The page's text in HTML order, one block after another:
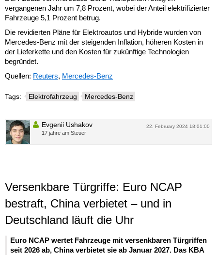
vergangenen Jahr um 7,8 Prozent, wobei der Anteil elektrifizierter
Fahrzeuge 5,1 Prozent betrug.
Die revidierten Pläne für Elektroautos und Hybride wurden von
Mercedes-Benz mit der steigenden Inflation, höheren Kosten in
der Lieferkette und den Kosten für zukünftige Technologien
begründet.
Quellen: Reuters, Mercedes-Benz
Tags: Elektrofahrzeug Mercedes-Benz
22. February 2024 18:01:00
Evgenii Ushakov
17 jahre am Steuer
Versenkbare Türgriffe: Euro NCAP
bestraft, China verbietet – und in
Deutschland läuft die Uhr
Euro NCAP wertet Fahrzeuge mit versenkbaren Türgriffen
seit 2026 ab, China verbietet sie ab Januar 2027. Das KBA